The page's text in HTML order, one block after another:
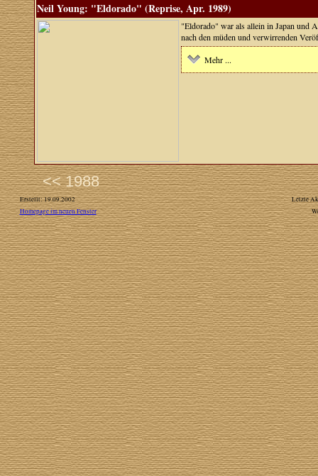
Neil Young: "Eldorado" (Reprise, Apr. 1989)
"Eldorado" war als allein in Japan und
nach den müden und verwirrenden
Mehr ...
<< 1988
Erstellt: 19.09.2002
Letzte
Homepage im neuen Fenster